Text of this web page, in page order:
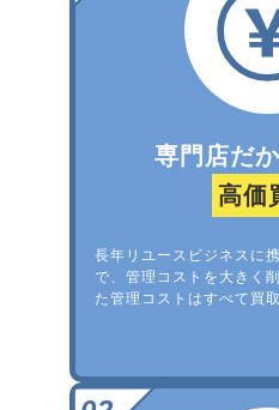
専門店だ
高価
長年リユースビジネスに
で、管理コストを大きく
た管理コストはすべて買